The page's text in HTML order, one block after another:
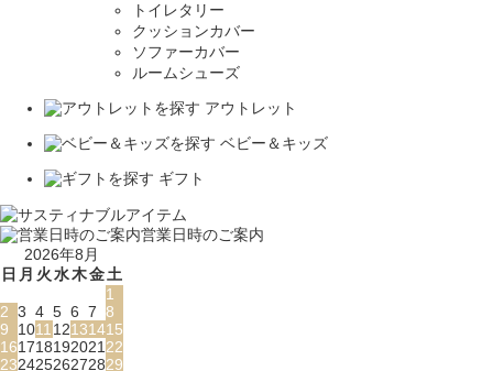
トイレタリー
クッションカバー
ソファーカバー
ルームシューズ
アウトレット
ベビー＆キッズ
ギフト
営業日時のご案内
2026年8月
日 月 火水木金土
1
2 3 4 5 6 7 8
9
101112131415
16171819202122
23242526272829